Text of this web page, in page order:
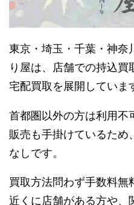
東京・埼玉・千葉・神奈
り屋は、店舗での持込買
宅配買取を展開していま
首都圏以外の方は利用不
販売も手掛けているため
なしです。
買取方法問わず手数料無
近くに店舗がある方や、